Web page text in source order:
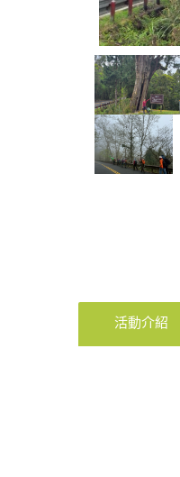
活動介紹